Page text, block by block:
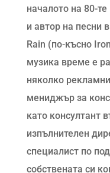
началото на 80-
и автор на песни
Rain (по-късно
музика време е
няколко
мениджър за
като консултант
изпълнителен
специалист по
собствената си